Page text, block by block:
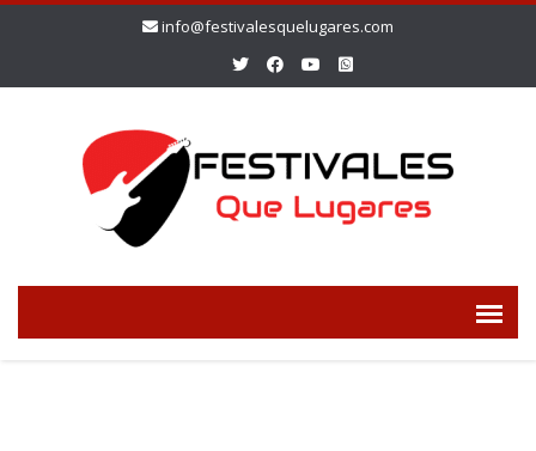
info@festivalesquelugares.com